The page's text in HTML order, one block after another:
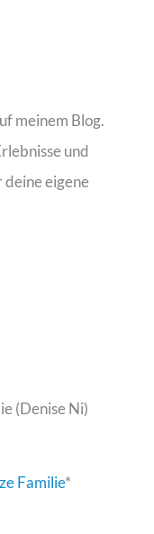
meinem Blog.
und
deine eigene
Familie*